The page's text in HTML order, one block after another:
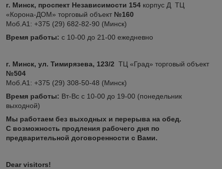
г. Минск, проспект Независимости 154 корпус Д ТЦ
«Корона-ДОМ» торговый объект №160
Моб.А1: +375 (29) 682-82-90 (Минск)
Время работы: с 10-00 до 21-00 ежедневно
г. Минск, ул. Тимирязева, 123/2 ТЦ «Град» торговый объект
№504
Моб.А1: +375 (29) 308-50-48 (Минск)
Время работы: Вт-Вс с 10-00 до 19-00 (понедельник
выходной)
Мы работаем без выходных и перерыва на обед.
С возможность продления рабочего дня по
предварительной договоренности с Вами.
Dear visitors!